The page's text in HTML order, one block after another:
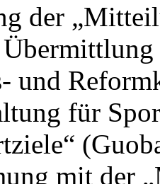
der
und
für
mit der